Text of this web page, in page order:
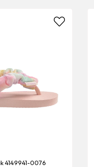
Terlik 4149941-0076